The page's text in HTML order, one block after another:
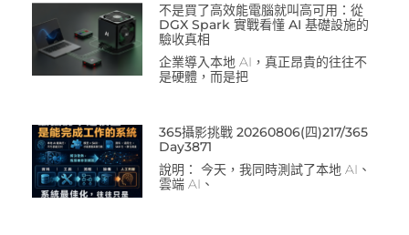
不是買了高效能電腦就叫高可用：從
DGX Spark 實戰看懂 AI 基礎設施的
驗收真相
企業導入本地 AI，真正昂貴的往往不
是硬體，而是把
365攝影挑戰 20260806(四)217/365
Day3871
說明： 今天，我同時測試了本地 AI、
雲端 AI、